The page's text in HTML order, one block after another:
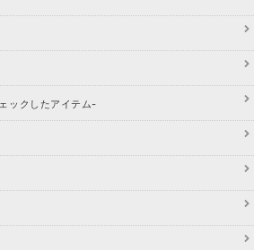
ックしたアイテム-